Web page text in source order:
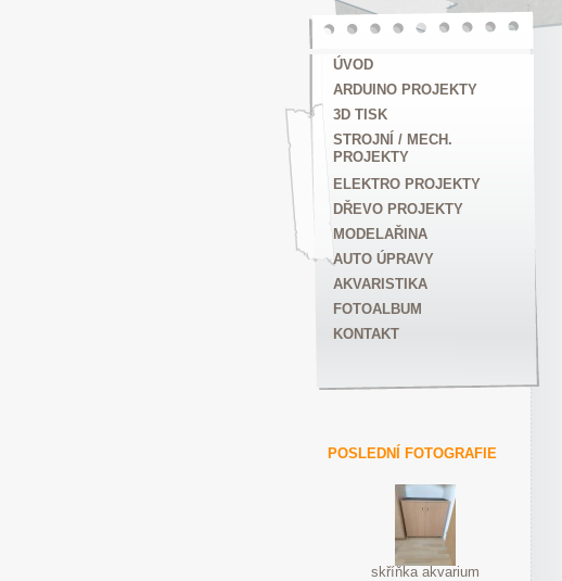
ÚVOD
ARDUINO PROJEKTY
3D TISK
STROJNÍ / MECH.
PROJEKTY
ELEKTRO PROJEKTY
DŘEVO PROJEKTY
MODELAŘINA
AUTO ÚPRAVY
AKVARISTIKA
FOTOALBUM
KONTAKT
POSLEDNÍ FOTOGRAFIE
skříňka akvarium